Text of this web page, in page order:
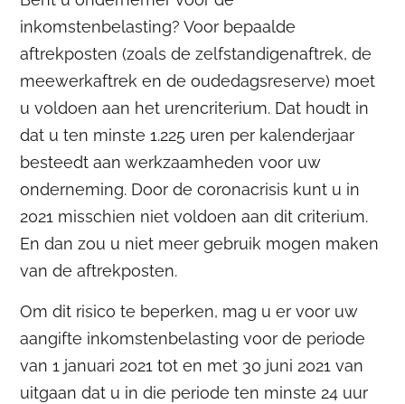
inkomstenbelasting? Voor bepaalde
aftrekposten (zoals de zelfstandigenaftrek, de
meewerkaftrek en de oudedagsreserve) moet
u voldoen aan het urencriterium. Dat houdt in
dat u ten minste 1.225 uren per kalenderjaar
besteedt aan werkzaamheden voor uw
onderneming. Door de coronacrisis kunt u in
2021 misschien niet voldoen aan dit criterium.
En dan zou u niet meer gebruik mogen maken
van de aftrekposten.
Om dit risico te beperken, mag u er voor uw
aangifte inkomstenbelasting voor de periode
van 1 januari 2021 tot en met 30 juni 2021 van
uitgaan dat u in die periode ten minste 24 uur